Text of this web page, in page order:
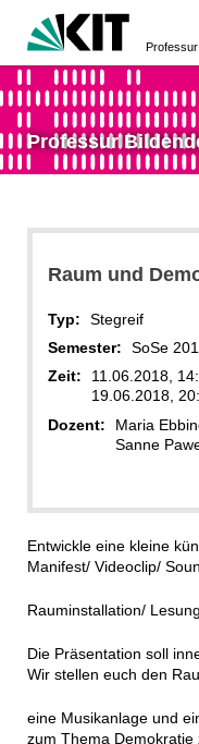
Professur
Raum und
Typ:
Stegreif
Semester:
SoSe
Zeit:
11.06.2018,
19.06.2018,
Dozent:
Maria
Sanne
Entwickle eine kleine
Manifest/ Videoclip/
Rauminstallation/
Die Präsentation soll
Wir stellen euch den
eine Musikanlage und
zum Thema Demokratie